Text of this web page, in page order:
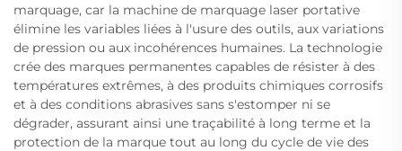
marquage, car la machine de marquage laser portative
élimine les variables liées à l'usure des outils, aux variations
de pression ou aux incohérences humaines. La technologie
crée des marques permanentes capables de résister à des
températures extrêmes, à des produits chimiques corrosifs
et à des conditions abrasives sans s'estomper ni se
dégrader, assurant ainsi une traçabilité à long terme et la
protection de la marque tout au long du cycle de vie des